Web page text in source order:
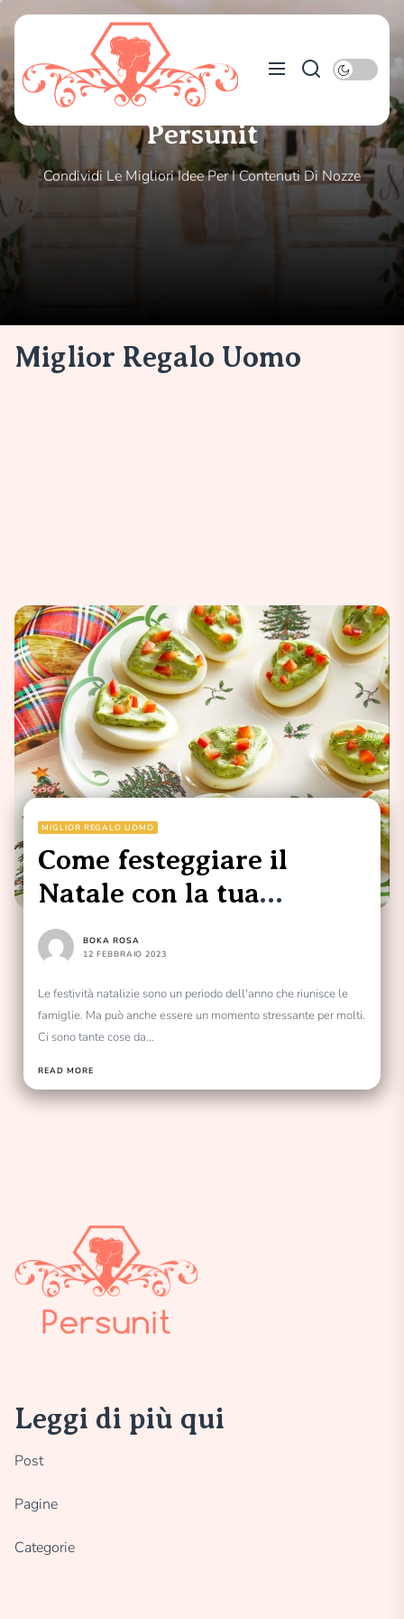
Skip
content
Persunit
Condividi Le Migliori Idee Per I Contenuti Di Nozze
Miglior Regalo Uomo
MIGLIOR REGALO UOMO
Come festeggiare il
Natale con la tua
famiglia
BOKA ROSA
12 FEBBRAIO 2023
Le festività natalizie sono un periodo dell'anno che riunisce le
famiglie. Ma può anche essere un momento stressante per molti.
Ci sono tante cose da...
READ MORE
Leggi di più qui
Post
Pagine
Categorie